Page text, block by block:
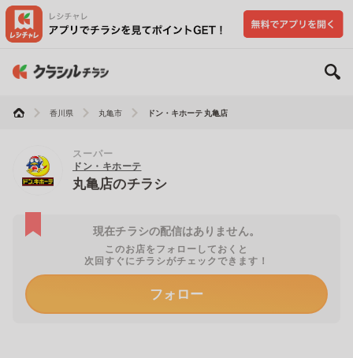
香川県 丸亀市 ドン・キホーテ 丸亀店
スーパー
ドン・キホーテ
丸亀店のチラシ
現在チラシの配信はありません。
このお店をフォローしておくと
次回すぐにチラシがチェックできます！
フォロー